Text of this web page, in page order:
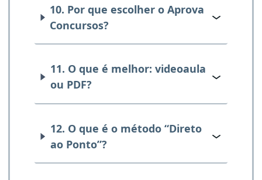
10. Por que escolher o Aprova
Concursos?
11. O que é melhor: videoaula
ou PDF?
12. O que é o método “Direto
ao Ponto”?